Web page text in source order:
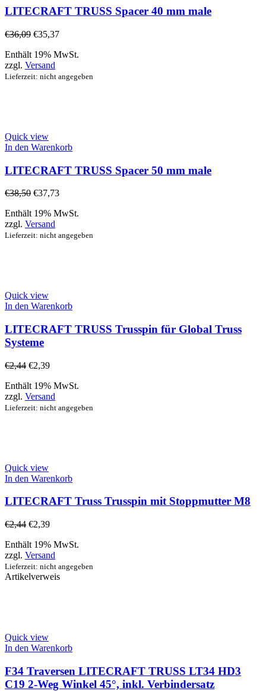
LITECRAFT TRUSS Spacer 40 mm male
€36,09 €35,37
Enthält 19% MwSt.
zzgl. Versand
Lieferzeit: nicht angegeben
Quick view
In den Warenkorb
LITECRAFT TRUSS Spacer 50 mm male
€38,50 €37,73
Enthält 19% MwSt.
zzgl. Versand
Lieferzeit: nicht angegeben
Quick view
In den Warenkorb
LITECRAFT TRUSS Trusspin für Global Truss
Systeme
€2,44 €2,39
Enthält 19% MwSt.
zzgl. Versand
Lieferzeit: nicht angegeben
Quick view
In den Warenkorb
LITECRAFT Truss Trusspin mit Stoppmutter M8
€2,44 €2,39
Enthält 19% MwSt.
zzgl. Versand
Lieferzeit: nicht angegeben
Artikelverweis
Quick view
In den Warenkorb
F34 Traversen LITECRAFT TRUSS LT34 HD3
C19 2-Weg Winkel 45°, inkl. Verbindersatz